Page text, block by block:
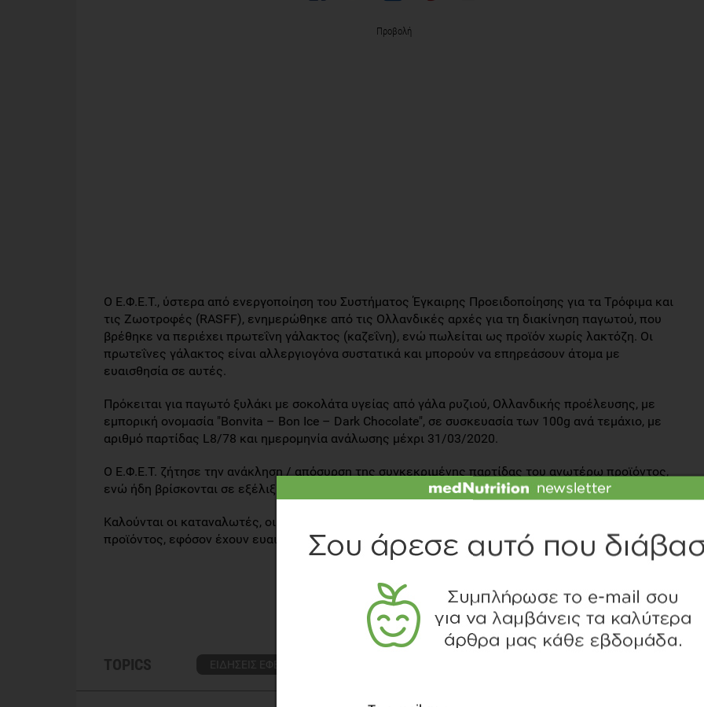
Προβολή
Ο Ε.Φ.Ε.Τ., ύστερα από ενεργοποίηση του Συστήματος Έγκαιρης Προειδοποίησης για τα Τρόφιμα και
τις Ζωοτροφές (RASFF), ενημερώθηκε από τις Ολλανδικές αρχές για τη διακίνηση παγωτού, που
βρέθηκε να περιέχει πρωτεΐνη γάλακτος (καζεΐνη), ενώ πωλείται ως προϊόν χωρίς λακτόζη. Οι
πρωτεΐνες γάλακτος είναι αλλεργιογόνα συστατικά και μπορούν να επηρεάσουν άτομα με
ευαισθησία σε αυτές.
Πρόκειται για παγωτό ξυλάκι με σοκολάτα υγείας από γάλα ρυζιού, Ολλανδικής προέλευσης, με
εμπορική ονομασία "Bonvita – Bon Ice – Dark Chocolate", σε συσκευασία των 100g ανά τεμάχιο, με
αριθμό παρτίδας L8/78 και ημερομηνία ανάλωσης μέχρι 31/03/2020.
Ο Ε.Φ.Ε.Τ. ζήτησε την ανάκληση / απόσυρση της συγκεκριμένης παρτίδας του ανωτέρω προϊόντος,
ενώ ήδη βρίσκονται σε εξέλιξη οι σχετικοί έλεγχοι.
Καλούνται οι καταναλωτές, οι οποίοι έχουν προμηθευτεί την εν λόγω παρτίδα του αναφερόμενου
προϊόντος, εφόσον έχουν ευαισθησία στη καζεΐνη γάλακτος, να μην το καταναλώσουν.
TOPICS ΕΙΔΗΣΕΙΣ ΕΦΕΤ